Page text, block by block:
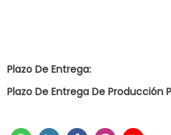
Plazo De Entrega:
Plazo De Entrega De Producción